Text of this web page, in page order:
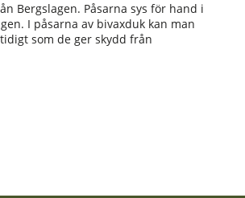
Bergslagen. Påsarna sys för hand i
I påsarna av bivaxduk kan man
som de ger skydd från